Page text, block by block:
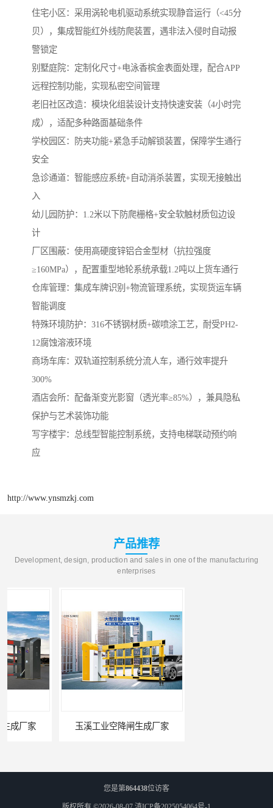
住宅小区‌：采用涡轮电机驱动系统实现静音运行（<45分
贝），集成智能红外线防爬装置，遇非法入侵时自动报
警锁定
‌别墅庭院‌：定制化尺寸+电泳香槟金表面处理，配合APP
远程控制功能，实现私密空间管理
‌老旧社区改造‌：模块化组装设计支持快速安装（4小时完
成），适配多种路面基础条件
学校园区：防夹功能+紧急手动解锁装置，保障学生通行
安全
急诊通道：智能感应系统+自动消杀装置，实现无接触出
入
幼儿园防护：1.2米以下防爬栅格+安全软触材质包边设
计
厂区围蔽‌：使用高硬度锌铝合金型材（抗拉强度
≥160MPa），配置重型地轮系统承载1.2吨以上货车通行
‌仓库管理‌：集成车牌识别+物流管理系统，实现货运车辆
智能调度
‌特殊环境防护‌：316不锈钢材质+碳喷涂工艺，耐受PH2-
12腐蚀溶液环境
商场车库‌：双轨道控制系统分流人车，通行效率提升
300%
‌酒店会所‌：配备渐变光影窗（透光率≥85%），兼具隐私
保护与艺术装饰功能
‌写字楼宇‌：总线型智能控制系统，支持电梯联动预约响
应
http://www.ynsmzkj.com
产品推荐
Development, design, production and sales in one of the manufacturing
enterprises
玉溪工业空降闸生成厂家
您是第864438位访客